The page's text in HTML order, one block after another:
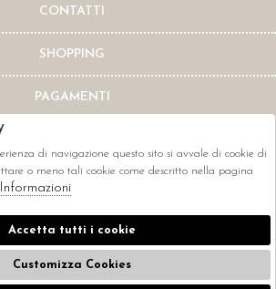
CONTATTI
SHOPPING
PAGAMENTI
CORRIERI
di navigazione questo sito si avvale di cookie di
o meno tali cookie come descritto nella pagina
Accetta tutti i cookie
Customizza Cookies